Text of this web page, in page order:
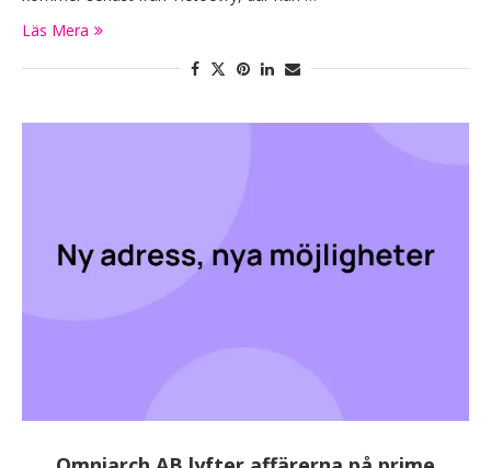
Läs Mera